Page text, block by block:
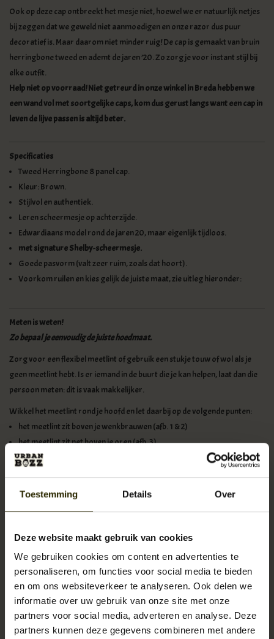
Toestemming Details Over
Deze website maakt gebruik van cookies
We gebruiken cookies om content en advertenties te
personaliseren, om functies voor social media te bieden
en om ons websiteverkeer te analyseren. Ook delen we
informatie over uw gebruik van onze site met onze
partners voor social media, adverteren en analyse. Deze
partners kunnen deze gegevens combineren met andere
Ook op deze cap ontbreekt het mesje niet, hoewel we er natuurlijk netjes
bij zeggen dat we geweld niet aanmoedigen en onze razor dus puur
decoratief is. Maar daarom niet minder ruig! De cap is gemaakt van bruin
herringbone tweed en ademt de jaren ’20. Zo zorg je voor instant stijl bij
elke outfit.
Help niet op voorraad! Niet getreurd in onze winkel in Breda hebben we
een wand vol met soortgelijke caps, kom dus gerust langs want een cap in
leven de lijve passen is altijd beter.
Specificaties
Tweed Herringbone 8 panel cap.
Kleur: Brown.
Stijlvol en authentiek.
Leren scheermesje op achterzijde.
Edwardiaans model rond de jaren 20, maar eigenlijk tijdloos.
met signature Shelby-scheermesje.
Goede pasvorm (valt zeer ruim, zoals dat hoort).
Voorkom ruilen en kies gelijk de juiste maat, zie uitleg hieronder:
Meten is weten!
Zo bepaal je eenvoudig de juiste hoedmaat.
Zorg voor een flexibel meetlint of gebruik een stukje touw of wol als je
geen meetlint hebt. Is er iemand in de buurt die je kan helpen, laat dan die
persoon meten: dit is vaak makkelijker.
Wikkel het meetlint rond je hoofd en let daarbij op de volgende punten:
het meetlint zit boven je wenkbrauwen (afb. 1 & 2)
het meetlint zit net boven je oren (afb. 3)
het meetlint gaat rond het breedste gedeelte van je achterhoofd (afb.
Trek het lint niet al te strak aan. De maat die je nu afleest is je hoedmaat.
Werk je met een stuk touw, markeer dan de plek waar het touw het
meerdere keren. Valt je maat tussen 2 hoedmaten in, kies dan bij het
bestellen altijd de grootste maat.